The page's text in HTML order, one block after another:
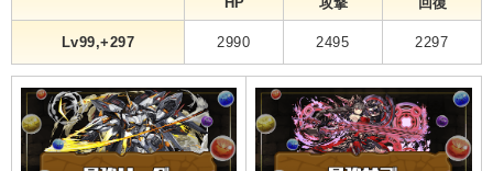
Lv99,+297 2990 2495 2297